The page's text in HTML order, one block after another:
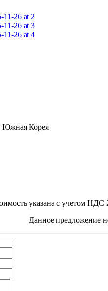
Южная Корея
указана с учетом НДС
Данное предложение